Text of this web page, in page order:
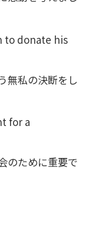
to donate his
無私の決断をし
for a
のために重要で